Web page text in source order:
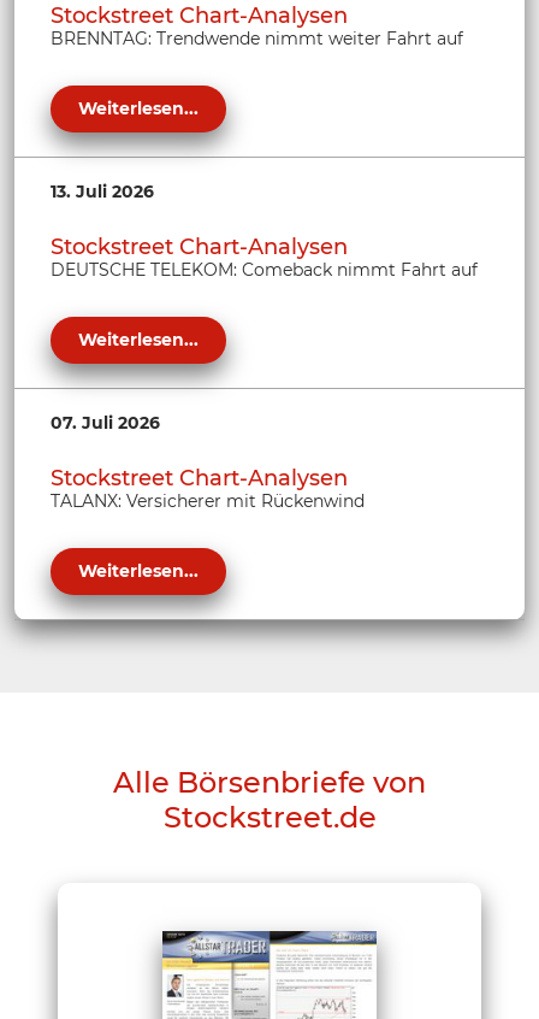
Stockstreet Chart-Analysen
BRENNTAG: Trendwende nimmt weiter Fahrt auf
Weiterlesen...
13. Juli 2026
Stockstreet Chart-Analysen
DEUTSCHE TELEKOM: Comeback nimmt Fahrt auf
Weiterlesen...
07. Juli 2026
Stockstreet Chart-Analysen
TALANX: Versicherer mit Rückenwind
Weiterlesen...
Alle Börsenbriefe von
Stockstreet.de